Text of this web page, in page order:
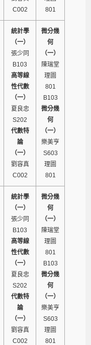
C002
801
統計學
（一）
張少同
B103
高等線
性代數
（一）
夏良忠
S202
代數特
論
（一）
劉容真
C002
微分幾
何
（一）
陳瑞堂
理圖
801
B103
微分幾
何
（一）
樂美亨
S603
理圖
801
統計學
（一）
張少同
B103
高等線
性代數
（一）
夏良忠
S202
代數特
論
（一）
劉容真
C002
微分幾
何
（一）
陳瑞堂
理圖
801
B103
微分幾
何
（一）
樂美亨
S603
理圖
801